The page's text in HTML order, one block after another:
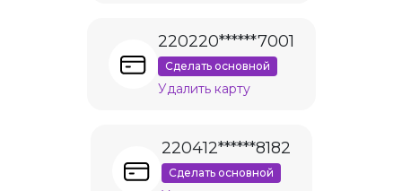
220220******7001
Сделать основной
Удалить карту
220412******8182
Сделать основной